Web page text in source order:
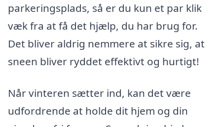
parkeringsplads, så er du kun et par klik
væk fra at få det hjælp, du har brug for.
Det bliver aldrig nemmere at sikre sig, at
sneen bliver ryddet effektivt og hurtigt!
Når vinteren sætter ind, kan det være
udfordrende at holde dit hjem og din